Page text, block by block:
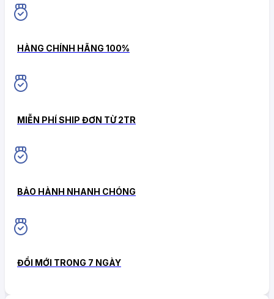
HÀNG CHÍNH HÃNG 100%
MIỄN PHÍ SHIP ĐƠN TỪ 2TR
BẢO HÀNH NHANH CHÓNG
ĐỔI MỚI TRONG 7 NGÀY